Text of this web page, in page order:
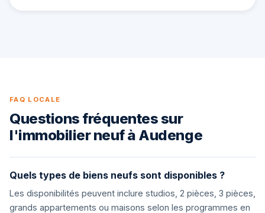
FAQ LOCALE
Questions fréquentes sur
l'immobilier neuf à Audenge
Quels types de biens neufs sont disponibles ?
Les disponibilités peuvent inclure studios, 2 pièces, 3 pièces,
grands appartements ou maisons selon les programmes en